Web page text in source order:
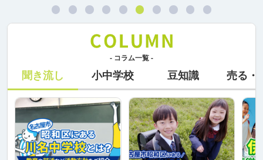
- コラム一覧 -
聞き流し 小中学校 豆知識 売る・